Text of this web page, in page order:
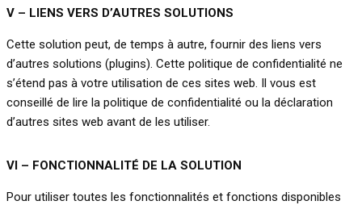
V – LIENS VERS D’AUTRES SOLUTIONS
Cette solution peut, de temps à autre, fournir des liens vers
d’autres solutions (plugins). Cette politique de confidentialité ne
s’étend pas à votre utilisation de ces sites web. Il vous est
conseillé de lire la politique de confidentialité ou la déclaration
d’autres sites web avant de les utiliser.
VI – FONCTIONNALITÉ DE LA SOLUTION
Pour utiliser toutes les fonctionnalités et fonctions disponibles